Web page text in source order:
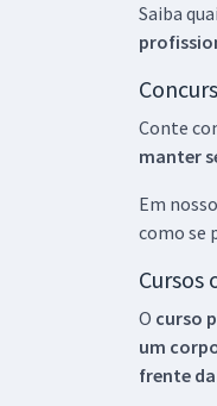
Saiba
Conte
manter
Em
como se
Cursos
O curso
um
frente